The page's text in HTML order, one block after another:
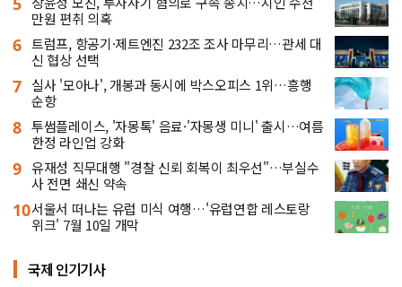
만원 편취 의혹
6 트럼프, 항공기·제트엔진 232조 조사 마무리…관세 대
신 협상 선택
7 실사 '모아나', 개봉과 동시에 박스오피스 1위…흥행
순항
8 투썸플레이스, '자몽톡' 음료·'자몽생 미니' 출시…여름
한정 라인업 강화
9 유재성 직무대행 "경찰 신뢰 회복이 최우선"…부실수
사 전면 쇄신 약속
10서울서 떠나는 유럽 미식 여행…'유럽연합 레스토랑
위크' 7월 10일 개막
국제 인기기사